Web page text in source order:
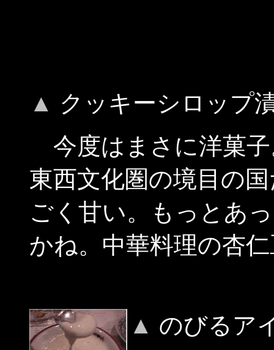
▲ クッキーシロップ
今度はまさに洋菓
東西文化圏の境目の
ごく甘い。もっとあ
かね。中華料理の杏
▲ のびるア